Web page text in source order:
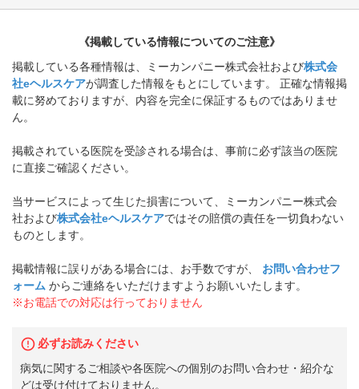
《掲載している情報についてのご注意》
掲載している各種情報は、ミーカンパニー株式会社および株式会
社eヘルスケアが調査した情報をもとにしています。 正確な情報掲
載に努めておりますが、内容を完全に保証するものではありませ
ん。
掲載されている医院を受診される場合は、事前に必ず該当の医院
に直接ご確認ください。
当サービスによって生じた損害について、ミーカンパニー株式会
社および株式会社eヘルスケアではその賠償の責任を一切負わない
ものとします。
掲載情報に誤りがある場合には、お手数ですが、
お問い合わせフ
ォーム からご連絡をいただけますようお願いいたします。
※お電話での対応は行っておりません
必ずお読みください
病気に関するご相談や各医院への個別のお問い合わせ・紹介な
どは受け付けておりません。